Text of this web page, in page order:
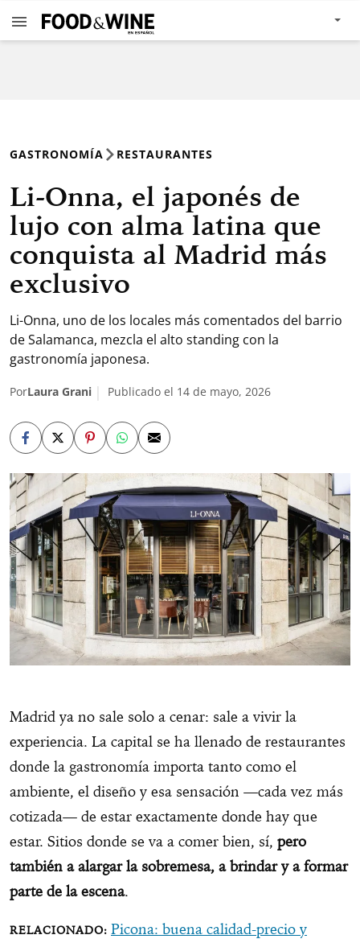
GASTRONOMÍA RESTAURANTES
Li-Onna, el japonés de
lujo con alma latina que
conquista al Madrid más
exclusivo
Li-Onna, uno de los locales más comentados del barrio
de Salamanca, mezcla el alto standing con la
gastronomía japonesa.
PorLaura Grani Publicado el 14 de mayo, 2026
Madrid ya no sale solo a cenar: sale a vivir la
experiencia. La capital se ha llenado de restaurantes
donde la gastronomía importa tanto como el
ambiente, el diseño y esa sensación —cada vez más
cotizada— de estar exactamente donde hay que
estar. Sitios donde se va a comer bien, sí, pero
también a alargar la sobremesa, a brindar y a formar
parte de la escena.
Picona: buena calidad-precio y